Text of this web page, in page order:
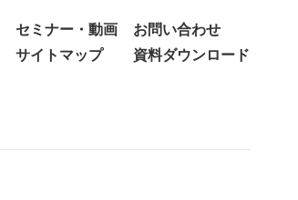
セミナー・動画
お問い合わせ
サイトマップ 資料ダウンロード